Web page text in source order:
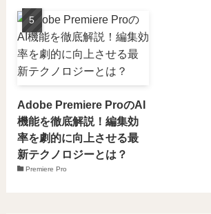
Adobe Premiere ProのAI
機能を徹底解説！編集効
率を劇的に向上させる最
新テクノロジーとは？
Premiere Pro